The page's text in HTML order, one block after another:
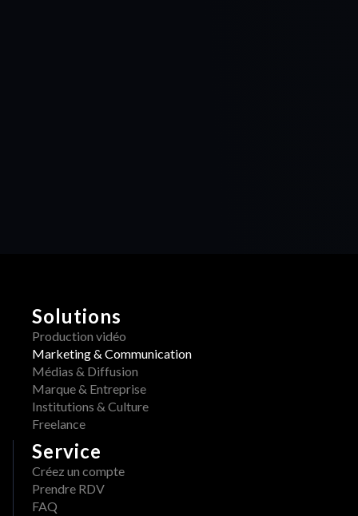
Solutions
Production vidéo
Marketing & Communication
Médias & Diffusion
Marque & Entreprise
Institutions & Culture
Freelance
Service
Créez un compte
Prendre RDV
FAQ